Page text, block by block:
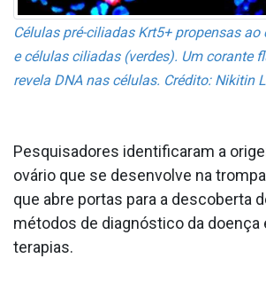
Células pré-ciliadas Krt5+ propensas
e células ciliadas (verdes). Um corante
revela DNA nas células. Crédito: Nikitin
Pesquisadores identificaram a
ovário que se desenvolve na
que abre portas para a descoberta
métodos de diagnóstico da doença
terapias.